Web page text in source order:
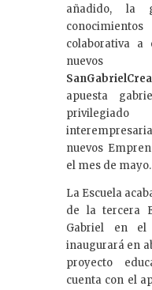
añadido, la
colaborativa
nuevos
apuesta
nuevos
el mes de mayo.
La Escuela
de la tercera
Gabriel en
inaugurará en
proyecto
cuenta con el